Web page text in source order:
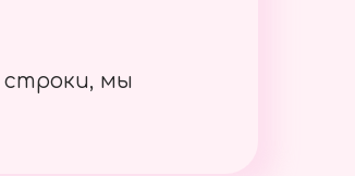
строки, мы